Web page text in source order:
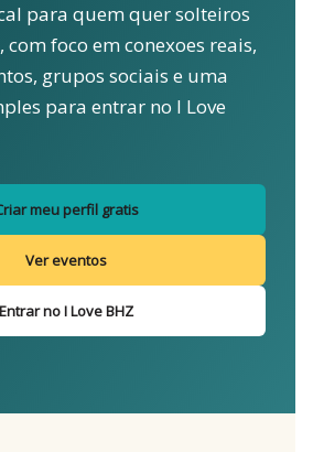
para quem quer solteiros
com foco em conexoes reais,
grupos sociais e uma
para entrar no I Love
meu perfil gratis
Ver eventos
Entrar no I Love BHZ